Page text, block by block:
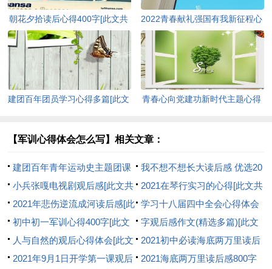
朝花夕拾读后心得400字[此文共
3965字]
2022青春献礼强国有我新征程心
得及启迪多篇[此文共4095字]
建团百年团员学习心得多篇[此文
青春心向党建功新时代主题心得
【军训心得体会怎么写】相关文章：
建团百年青年运动史主题团课
心得感悟多篇[此文共4185字]
我不想不想长大读后感 优选20
篇[此文共9901字]
小兵张嘎电视剧观后感[此文共
2928字]
2021在琴行实习的心得[此文共
20481字]
2021年悲伤逆流成河读后感[此
文共5201字]
学习十八届四中全会心得体会
教师个人范本[此文共5491字]
初中初一军训心得400字[此文
共4221字]
字观后感作文(精选多篇)[此文
共3012字]
人与自然的观后心得体会[此文
共2528字]
2021初中必读海底两万里读后
感600字精品[此文共3539字]
2021年9月1日开学第一课观后 2021海底两万里读后感800字